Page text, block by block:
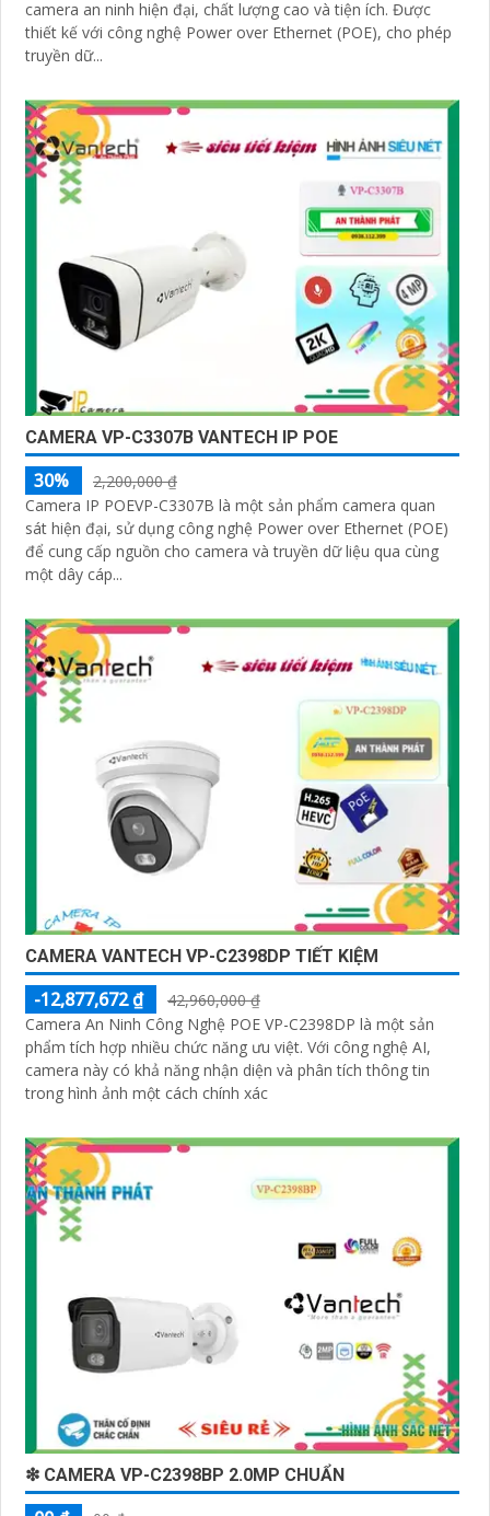
camera an ninh hiện đại, chất lượng cao và tiện ích. Được
thiết kế với công nghệ Power over Ethernet (POE), cho phép
truyền dữ...
CAMERA VP-C3307B VANTECH IP POE
30%
2,200,000 ₫
Camera IP POEVP-C3307B là một sản phẩm camera quan
sát hiện đại, sử dụng công nghệ Power over Ethernet (POE)
để cung cấp nguồn cho camera và truyền dữ liệu qua cùng
một dây cáp...
CAMERA VANTECH VP-C2398DP TIẾT KIỆM
-12,877,672 ₫
42,960,000 ₫
Camera An Ninh Công Nghệ POE VP-C2398DP là một sản
phẩm tích hợp nhiều chức năng ưu việt. Với công nghệ AI,
camera này có khả năng nhận diện và phân tích thông tin
trong hình ảnh một cách chính xác
❇ CAMERA VP-C2398BP 2.0MP CHUẨN